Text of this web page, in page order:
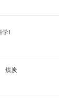
学I
煤炭